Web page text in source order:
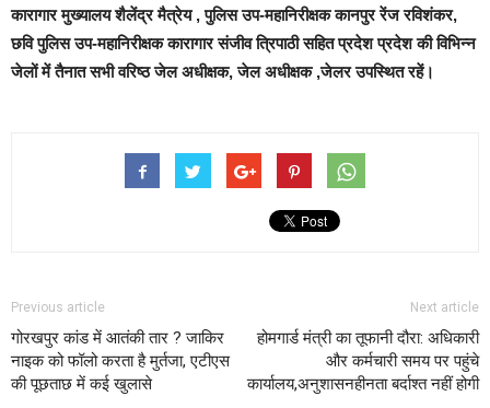
कारागार मुख्यालय शैलेंद्र मैत्रेय , पुलिस उप-महानिरीक्षक कानपुर रेंज रविशंकर,
छवि पुलिस उप-महानिरीक्षक कारागार संजीव त्रिपाठी सहित प्रदेश प्रदेश की विभिन्न
जेलों में तैनात सभी वरिष्ठ जेल अधीक्षक, जेल अधीक्षक ,जेलर उपस्थित रहें।
Previous article
गोरखपुर कांड में आतंकी तार ? जाकिर
नाइक को फॉलो करता है मुर्तजा, एटीएस
की पूछताछ में कई खुलासे
Next article
होमगार्ड मंत्री का तूफानी दौरा: अधिकारी
और कर्मचारी समय पर पहुंचे
कार्यालय,अनुशासनहीनता बर्दाश्त नहीं होगी